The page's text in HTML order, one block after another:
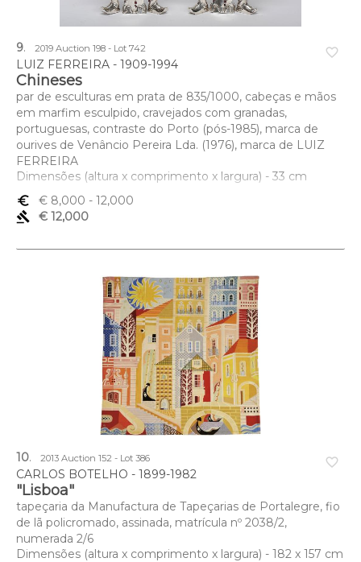
favorite_border
9. 2019 Auction 198 - Lot 742
LUIZ FERREIRA - 1909-1994
Chineses
par de esculturas em prata de 835/1000, cabeças e mãos
em marfim esculpido, cravejados com granadas,
portuguesas, contraste do Porto (pós-1985), marca de
ourives de Venâncio Pereira Lda. (1976), marca de LUIZ
FERREIRA
Dimensões (altura x comprimento x largura) - 33 cm
euro_symbol
€ 8,000 - 12,000
gavel
€ 12,000
favorite_border
10. 2013 Auction 152 - Lot 386
CARLOS BOTELHO - 1899-1982
"Lisboa"
tapeçaria da Manufactura de Tapeçarias de Portalegre, fio
de lã policromado, assinada, matrícula nº 2038/2,
numerada 2/6
Dimensões (altura x comprimento x largura) - 182 x 157 cm